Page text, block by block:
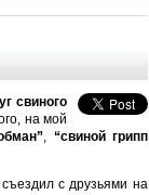
свиного
на мой
“свиной грипп
с друзьями на